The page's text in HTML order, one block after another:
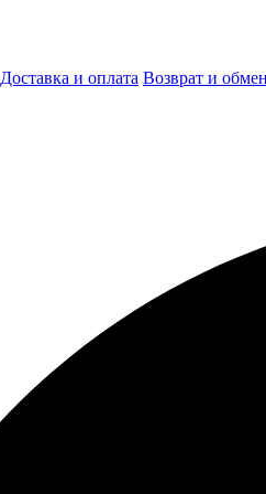
Доставка и оплата Возврат и